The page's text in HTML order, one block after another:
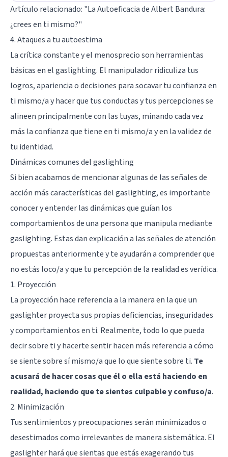
Artículo relacionado: "La Autoeficacia de Albert Bandura:
¿crees en ti mismo?"
4. Ataques a tu autoestima
La crítica constante y el menosprecio son herramientas
básicas en el gaslighting. El manipulador ridiculiza tus
logros, apariencia o decisiones para socavar tu confianza en
ti mismo/a y hacer que tus conductas y tus percepciones se
alineen principalmente con las tuyas, minando cada vez
más la confianza que tiene en ti mismo/a y en la validez de
tu identidad.
Dinámicas comunes del gaslighting
Si bien acabamos de mencionar algunas de las señales de
acción más características del gaslighting, es importante
conocer y entender las dinámicas que guían los
comportamientos de una persona que manipula mediante
gaslighting. Estas dan explicación a las señales de atención
propuestas anteriormente y te ayudarán a comprender que
no estás loco/a y que tu percepción de la realidad es verídica.
1. Proyección
La proyección hace referencia a la manera en la que un
gaslighter proyecta sus propias deficiencias, inseguridades
y comportamientos en ti. Realmente, todo lo que pueda
decir sobre ti y hacerte sentir hacen más referencia a cómo
se siente sobre sí mismo/a que lo que siente sobre ti. Te
acusará de hacer cosas que él o ella está haciendo en
realidad, haciendo que te sientes culpable y confuso/a.
2. Minimización
Tus sentimientos y preocupaciones serán minimizados o
desestimados como irrelevantes de manera sistemática. El
gaslighter hará que sientas que estás exagerando tus